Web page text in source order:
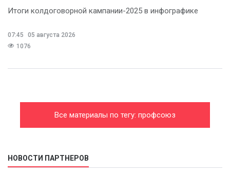
Итоги колдоговорной кампании-2025 в инфографике
07:45
05 августа 2026
1076
Все материалы по тегу: профсоюз
НОВОСТИ ПАРТНЕРОВ